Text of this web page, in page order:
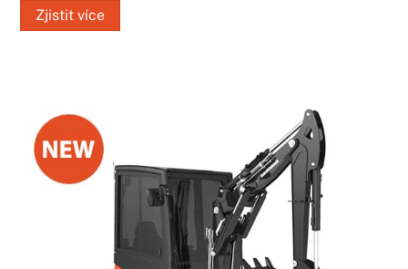
Zjistit více